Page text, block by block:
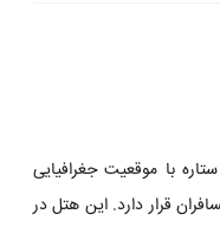
با موقعیت جغرافیایی
قرار دارد. این هتل در